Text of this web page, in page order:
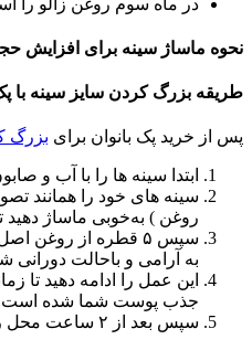
نحوه ماساژ سینه برای افزایش
طریقه بزرگ کردن سایز سینه با پک
پس از خرید پک بانوان برای بزرگ
ابتدا سینه ها را با آب و
سینه های خود را همانند
روغن ) به‌خوبی ماساژ دهید
سپس ۵ قطره از
به آرامی و باحالت دورانی
این عمل را ادامه دهید تا
جذب پوست شما شده
سپس بعد از ۲ ساعت محل رو بشورید